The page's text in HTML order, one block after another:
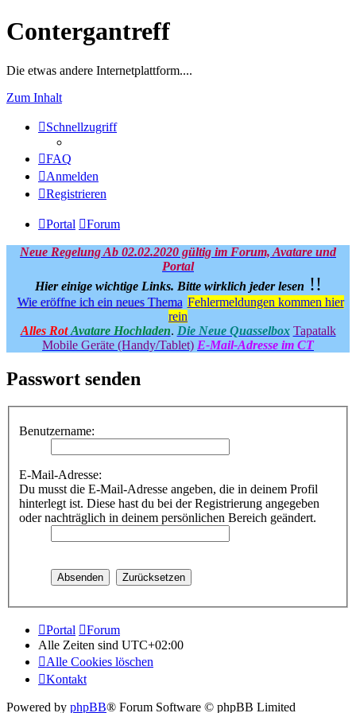
Contergantreff
Die etwas andere Internetplattform....
Zum Inhalt
Schnellzugriff
FAQ
Anmelden
Registrieren
Portal Forum
Neue Regelung Ab 02.02.2020 gültig im Forum, Avatare und
Portal
Hier einige wichtige Links. Bitte wirklich jeder lesen !!
Wie eröffne ich ein neues Thema Fehlermeldungen kommen hier
rein
Alles Rot Avatare Hochladen. Die Neue Quasselbox Tapatalk
Mobile Geräte (Handy/Tablet) E-Mail-Adresse im CT
Passwort senden
Benutzername:
E-Mail-Adresse:
Du musst die E-Mail-Adresse angeben, die in deinem Profil
hinterlegt ist. Diese hast du bei der Registrierung angegeben
oder nachträglich in deinem persönlichen Bereich geändert.
Portal
Forum
Alle Zeiten sind UTC+02:00
Alle Cookies löschen
Kontakt
Powered by phpBB® Forum Software © phpBB Limited